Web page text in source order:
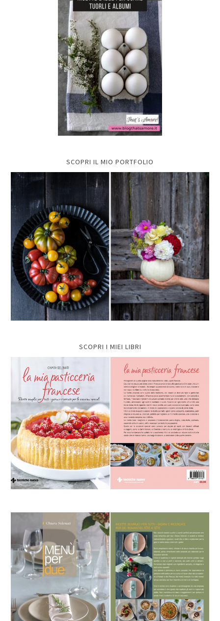
SCOPRI IL MIO PORTFOLIO
SCOPRI I MIEI LIBRI